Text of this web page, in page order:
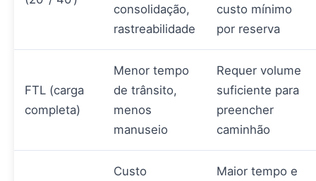
consolidação,
rastreabilidade
custo mínimo
por reserva
FTL (carga
completa)
Menor tempo
de trânsito,
menos
manuseio
Requer volume
suficiente para
preencher
caminhão
Custo
Maior tempo e